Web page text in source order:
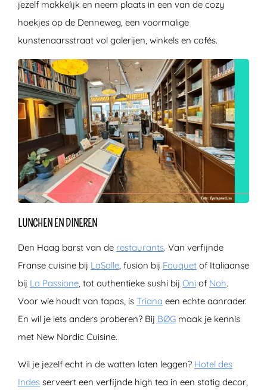
jezelf makkelijk en neem plaats in een van de cozy
hoekjes op de Denneweg, een voormalige
kunstenaarsstraat vol galerijen, winkels en cafés.
LUNCHEN EN DINEREN
Den Haag barst van de restaurants. Van verfijnde
Franse cuisine bij LaSalle, fusion bij Fouquet of Italiaanse
bij La Passione, tot authentieke sushi bij Oni of Noh.
Voor wie houdt van tapas, is Triana een echte aanrader.
En wil je iets anders proberen? Bij BØG maak je kennis
met New Nordic Cuisine.
Wil je jezelf echt in de watten laten leggen? Hotel des
Indes serveert een verfijnde high tea in een statig decor,